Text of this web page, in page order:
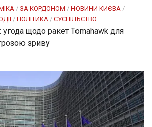
/ ЗА КОРДОНОМ / НОВИНИ КИЄВА /
/ ПОЛІТИКА / СУСПІЛЬСТВО
угода щодо ракет Tomahawk для
зриву